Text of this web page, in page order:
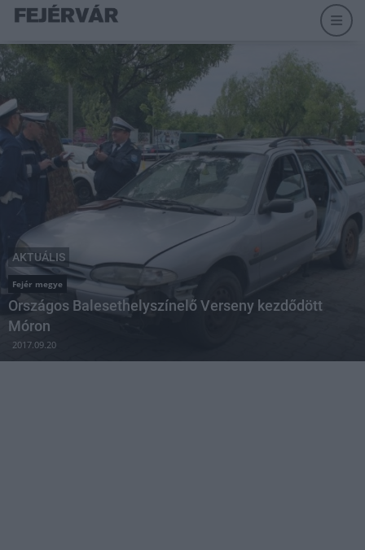
AKTUÁLIS
Fejér megye
Országos Balesethelyszínelő Verseny kezdődött
Móron
2017.09.20